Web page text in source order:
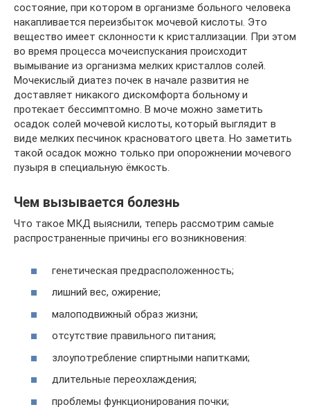
состояние, при котором в организме больного человека
накапливается переизбыток мочевой кислоты. Это
вещество имеет склонности к кристаллизации. При этом
во время процесса мочеиспускания происходит
вымывание из организма мелких кристаллов солей.
Мочекислый диатез почек в начале развития не
доставляет никакого дискомфорта больному и
протекает бессимптомно. В моче можно заметить
осадок солей мочевой кислоты, который выглядит в
виде мелких песчинок красноватого цвета. Но заметить
такой осадок можно только при опорожнении мочевого
пузыря в специальную ёмкость.
Чем вызывается болезнь
Что такое МКД выяснили, теперь рассмотрим самые
распространенные причины его возникновения:
генетическая предрасположенность;
лишний вес, ожирение;
малоподвижный образ жизни;
отсутствие правильного питания;
злоупотребление спиртными напитками;
длительные переохлаждения;
проблемы функционирования почки;